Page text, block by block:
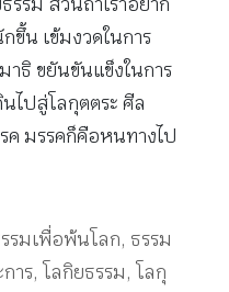
ขึ้น เข้มงวดในการ
าธิ ขยันขันแข็งในการ
ไปสู่โลกุตตระ ศีล
มรรคก็คือหนทางไป
รมเพื่อพ้นโลก, ธรรม
าร, โลกิยธรรม, โลกุ